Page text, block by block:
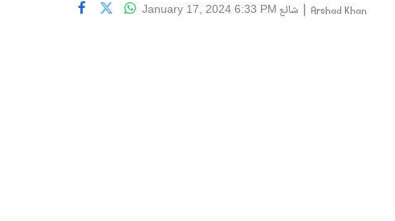
Arshad Khan
| شائع January 17, 2024 6:33 PM